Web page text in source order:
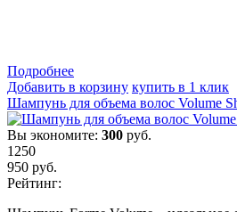
Подробнеe
Добавить в корзину купить в 1 клик
Шампунь для объема волос Volume
Вы экономите: 300 руб.
1250
950 руб.
Рейтинг: